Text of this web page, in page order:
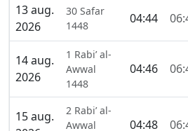
13 aug.
2026
30 Safar
1448
04:44
14 aug.
2026
1 Rabi’ al-
Awwal
1448
04:46
15 aug.
2 Rabi’ al-
Awwal
04:48